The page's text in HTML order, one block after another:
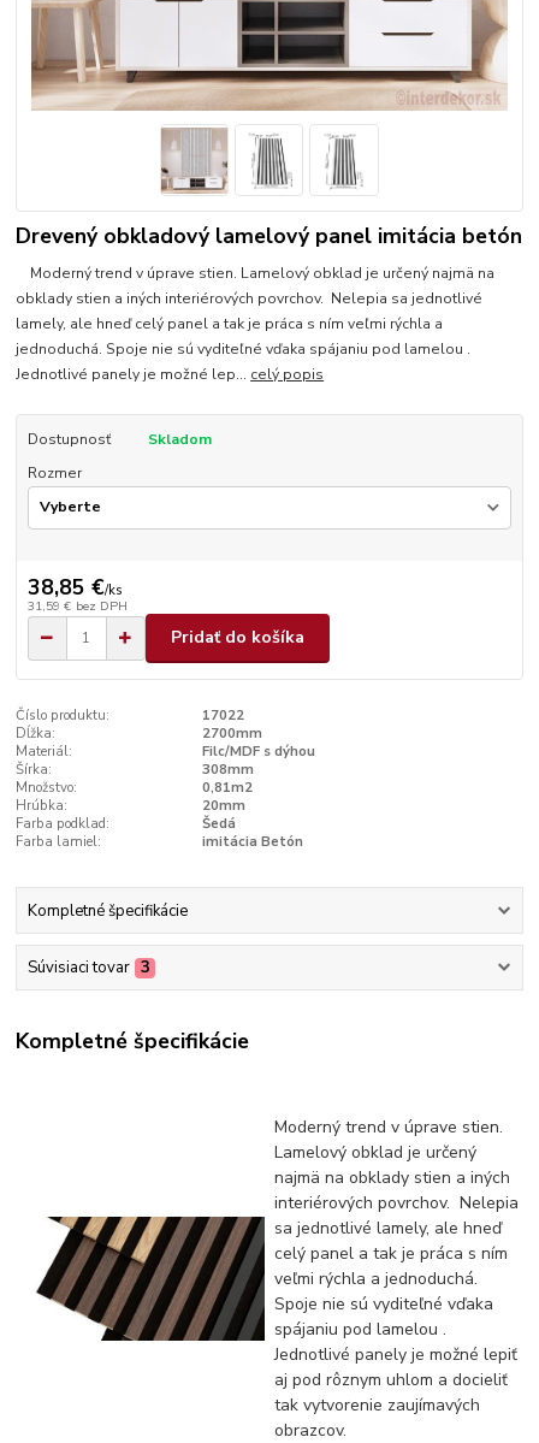
Drevený obkladový lamelový panel imitácia betón
Moderný trend v úprave stien. Lamelový obklad je určený najmä na
obklady stien a iných interiérových povrchov. Nelepia sa jednotlivé
lamely, ale hneď celý panel a tak je práca s ním veľmi rýchla a
jednoduchá. Spoje nie sú vyditeľné vďaka spájaniu pod lamelou .
Jednotlivé panely je možné lep... celý popis
Dostupnosť
Skladom
Rozmer
38,85 €/ks
31,59 € bez DPH
Pridať do košíka
Číslo produktu:
17022
Dĺžka:
2700mm
Materiál:
Filc/MDF s dýhou
Šírka:
308mm
Množstvo:
0,81m2
Hrúbka:
20mm
Farba podklad:
Šedá
Farba lamiel:
imitácia Betón
Kompletné špecifikácie
Súvisiaci tovar 3
Kompletné špecifikácie
Moderný trend v úprave stien.
Lamelový obklad je určený
najmä na obklady stien a iných
interiérových povrchov. Nelepia
sa jednotlivé lamely, ale hneď
celý panel a tak je práca s ním
veľmi rýchla a jednoduchá.
Spoje nie sú vyditeľné vďaka
spájaniu pod lamelou .
Jednotlivé panely je možné lepiť
aj pod rôznym uhlom a docieliť
tak vytvorenie zaujímavých
obrazcov.